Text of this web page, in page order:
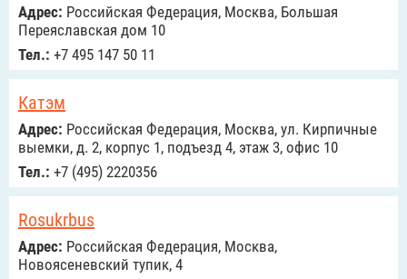
Адрес: Российcкая Федерация, Москва, Большая
Переяславская дом 10
Тел.: +7 495 147 50 11
Катэм
Адрес: Российcкая Федерация, Москва, ул. Кирпичные
выемки, д. 2, корпус 1, подъезд 4, этаж 3, офис 10
Тел.: +7 (495) 2220356
Rosukrbus
Адрес: Российcкая Федерация, Москва,
Новоясеневский тупик, 4